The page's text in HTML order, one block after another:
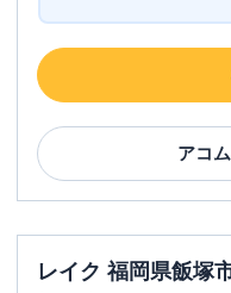
アコム
レイク 福岡県飯塚